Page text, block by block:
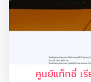
ศูนย์แท็กซี่ เ